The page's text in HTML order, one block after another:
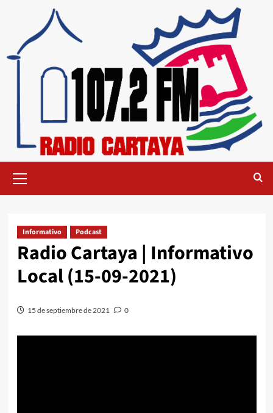
Informativo Podcast
Radio Cartaya | Informativo
Local (15-09-2021)
15 de septiembre de 2021 0